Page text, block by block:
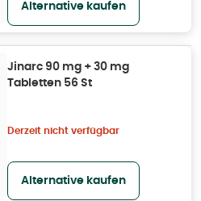
Alternative kaufen
Jinarc 90 mg + 30 mg
Tabletten 56 St
Derzeit nicht verfügbar
Alternative kaufen